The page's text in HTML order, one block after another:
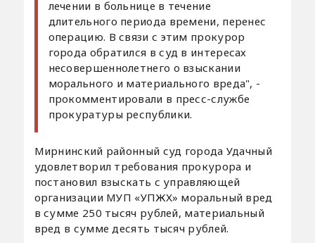
лечении в больнице в течение
длительного периода времени, перенес
операцию. В связи с этим прокурор
города обратился в суд в интересах
несовершеннолетнего о взыскании
морального и материального вреда", -
прокомментировали в пресс-службе
прокуратуры республики.
Мирнинский районный суд города Удачный
удовлетворил требования прокурора и
постановил взыскать с управляющей
организации МУП «УПЖХ» моральный вред
в сумме 250 тысяч рублей, материальный
вред в сумме десять тысяч рублей.